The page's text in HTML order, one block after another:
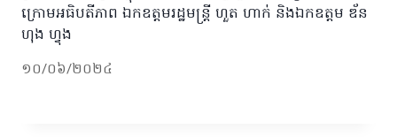
ក្រោមអធិបតីភាព ឯកឧត្តមរដ្ឋមន្រ្តី ហួត ហាក់ និងឯកឧត្តម ឌ័ន
ហុង ហ្វុង
១០/០៦/២០២៤